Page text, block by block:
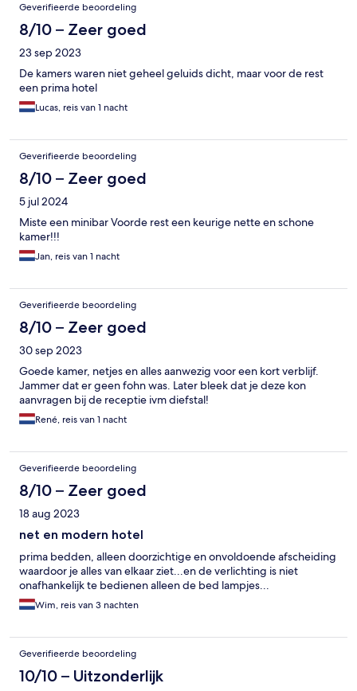
Geverifieerde beoordeling
8/10 – Zeer goed
23 sep 2023
De kamers waren niet geheel geluids dicht, maar voor de rest
een prima hotel
Lucas, reis van 1 nacht
Geverifieerde beoordeling
8/10 – Zeer goed
5 jul 2024
Miste een minibar Voorde rest een keurige nette en schone
kamer!!!
Jan, reis van 1 nacht
Geverifieerde beoordeling
8/10 – Zeer goed
30 sep 2023
Goede kamer, netjes en alles aanwezig voor een kort verblijf.
Jammer dat er geen fohn was. Later bleek dat je deze kon
aanvragen bij de receptie ivm diefstal!
René, reis van 1 nacht
Geverifieerde beoordeling
8/10 – Zeer goed
18 aug 2023
net en modern hotel
prima bedden, alleen doorzichtige en onvoldoende afscheiding
waardoor je alles van elkaar ziet...en de verlichting is niet
onafhankelijk te bedienen alleen de bed lampjes...
Wim, reis van 3 nachten
Geverifieerde beoordeling
10/10 – Uitzonderlijk